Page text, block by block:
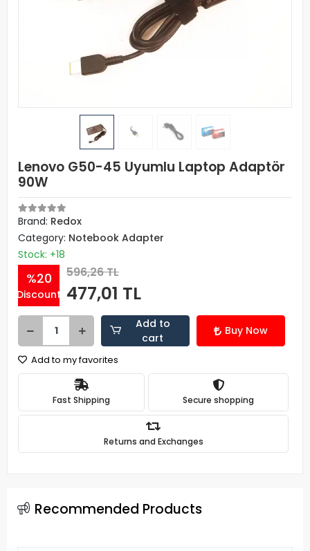
Lenovo G50-45 Uyumlu Laptop Adaptör
90W
Brand: Redox
Category: Notebook Adapter
Stock: +18
%20
Discount
596,26 TL
477,01 TL
Add to
cart
Buy Now
Add to my favorites
Fast Shipping Secure shopping
Returns and Exchanges
Recommended Products